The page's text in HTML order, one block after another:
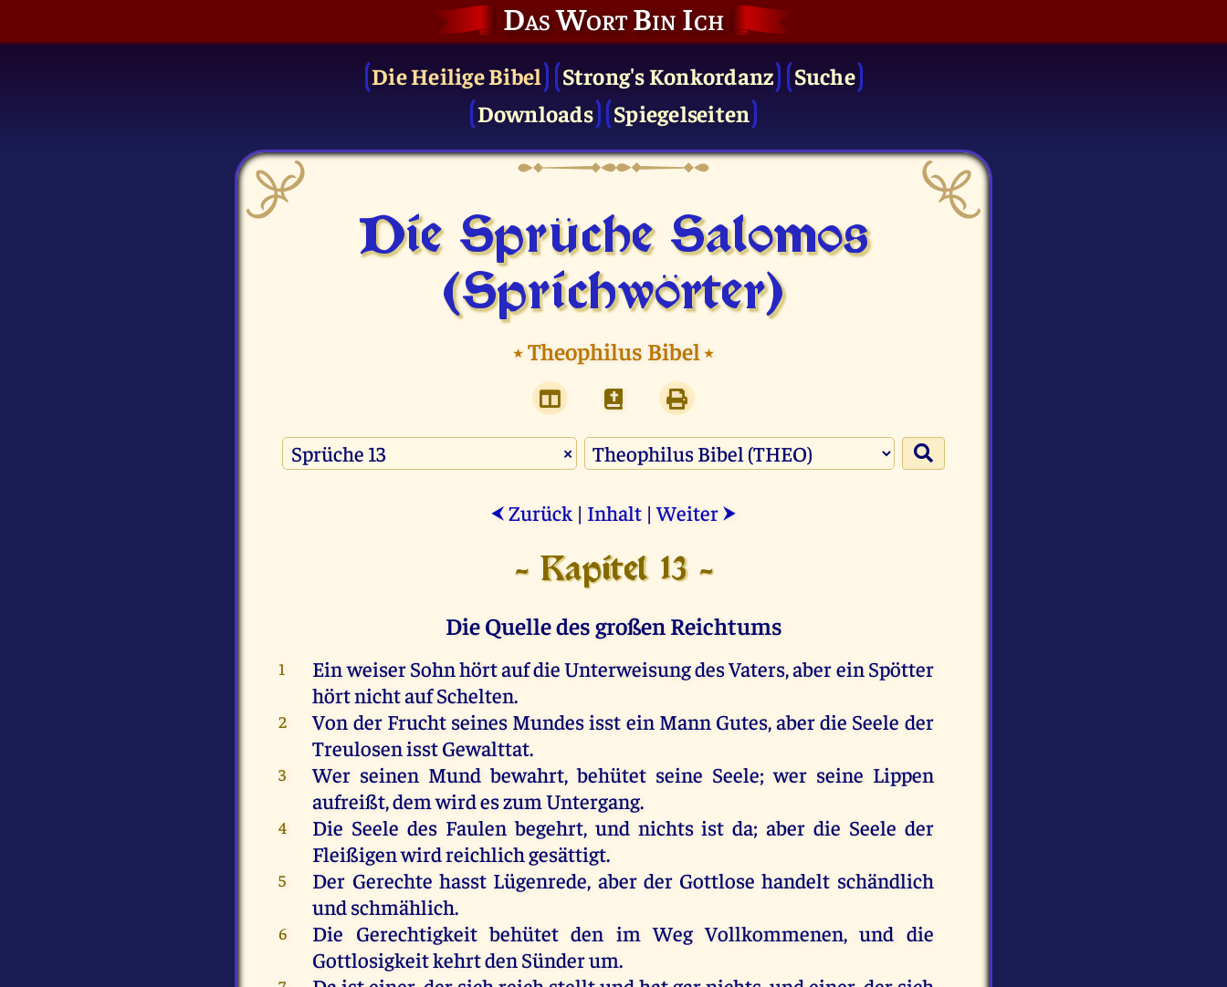
Das Wort Bin Ich
Die Heilige Bibel Strong's Konkordanz
Suche
Downloads
Spiegelseiten
Die Sprüche Salomos
(Sprichwörter)
⭑Theophilus Bibel⭑
×
⮜ Zurück | Inhalt |Weiter ⮞
- Kapitel 13 -
Die Quelle des großen Reichtums
1 EinweiserSohnhörtaufdieUnterweisungdesVaters,aberein Spötter
hörtnichtaufSchelten.
2 Von der Frucht seines Mundesisst ein Mann Gutes,aberdie Seele der
Treulosenisst Gewalttat.
3 Wer seinen Mund bewahrt,behütet seine Seele;wer seine Lippen
aufreißt,dem wirdeszum Untergang.
4 Die Seele des Faulen begehrt, und nichts ist da;aber die Seele der
Fleißigenwirdreichlichgesättigt.
5 Der Gerechte hasst Lügenrede, aber der Gottlose handelt schändlich
und schmählich.
6 Die Gerechtigkeit behütet den im WegVollkommenen,und die
Gottlosigkeitkehrtden Sünderum.